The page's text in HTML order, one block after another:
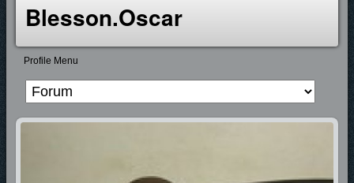
Blesson.oscar
Profile Menu